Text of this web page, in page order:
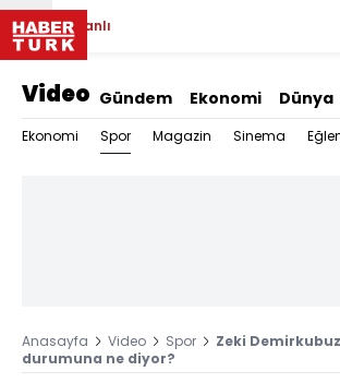
Canlı
Video Gündem Ekonomi Dünya
Ekonomi Spor Magazin Sinema
Anasayfa Video Spor
Zeki
durumuna ne diyor?